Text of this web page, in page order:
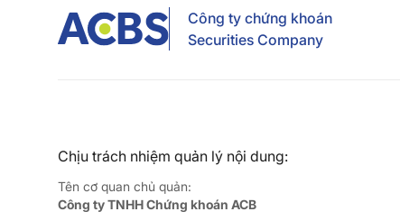
Công ty chứng khoán
Securities Company
Chịu trách nhiệm quản lý nội dung:
Tên cơ quan chủ quản:
Công ty TNHH Chứng khoán ACB